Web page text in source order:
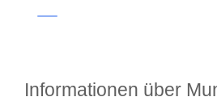
Informationen über